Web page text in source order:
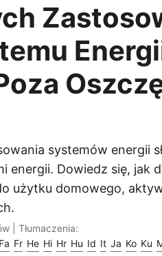
systemów energii
energii. Dowiedz się, jak
użytku domowego,
| Tłumaczenia:
Fa Fr He Hi Hr Hu Id It Ja Ko Ku